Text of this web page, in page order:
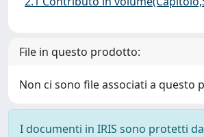
File in questo prodotto:
Non ci sono file associati a questo
I documenti in IRIS sono protetti